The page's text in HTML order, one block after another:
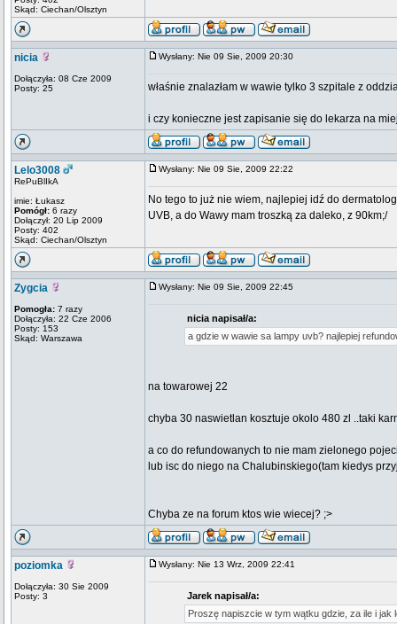
Skąd: Ciechan/Olsztyn
nicia
Dołączyła: 08 Cze 2009
Posty: 25
Wysłany: Nie 09 Sie, 2009 20:30
właśnie znalazłam w wawie tylko 3 szpitale z
i czy konieczne jest zapisanie się do lekarza na
Lelo3008
RePuBlIkA
imie: Łukasz
Pomógł: 6 razy
Dołączył: 20 Lip 2009
Posty: 402
Skąd: Ciechan/Olsztyn
Wysłany: Nie 09 Sie, 2009 22:22
No tego to już nie wiem, najlepiej idź do
UVB, a do Wawy mam troszką za daleko, z 90km;/
Zygcia
Pomogła: 7 razy
Dołączyła: 22 Cze 2006
Posty: 153
Skąd: Warszawa
Wysłany: Nie 09 Sie, 2009 22:45
nicia napisał/a:
a gdzie w wawie sa lampy uvb? najlepiej
na towarowej 22
chyba 30 naswietlan kosztuje okolo 480 zl ..taki
a co do refundowanych to nie mam zielonego
lub isc do niego na Chalubinskiego(tam kiedys
Chyba ze na forum ktos wie wiecej? ;>
poziomka
Dołączyła: 30 Sie 2009
Posty: 3
Wysłany: Nie 13 Wrz, 2009 22:41
Jarek napisał/a:
Proszę napiszcie w tym wątku gdzie, za ile i